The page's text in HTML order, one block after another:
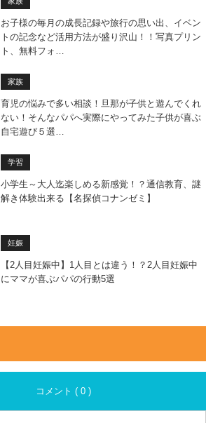
お子様の毎月の成長記録や旅行の思い出、イベン
トの記念など活用方法が盛り沢山！！写真プリン
ト、無料フォ…
家族
育児の悩みで多い相談！旦那が子供と遊んでくれ
ない！そんなパパへ実際にやってみた子供が喜ぶ
自宅遊び５選…
学習
小学生～大人迄楽しめる新感覚！？通信教育、謎
解き体験出来る【名探偵コナンゼミ】
妊娠
【2人目妊娠中】1人目とは違う！？2人目妊娠中
にママが喜ぶパパの行動5選
コメント ( 0 )